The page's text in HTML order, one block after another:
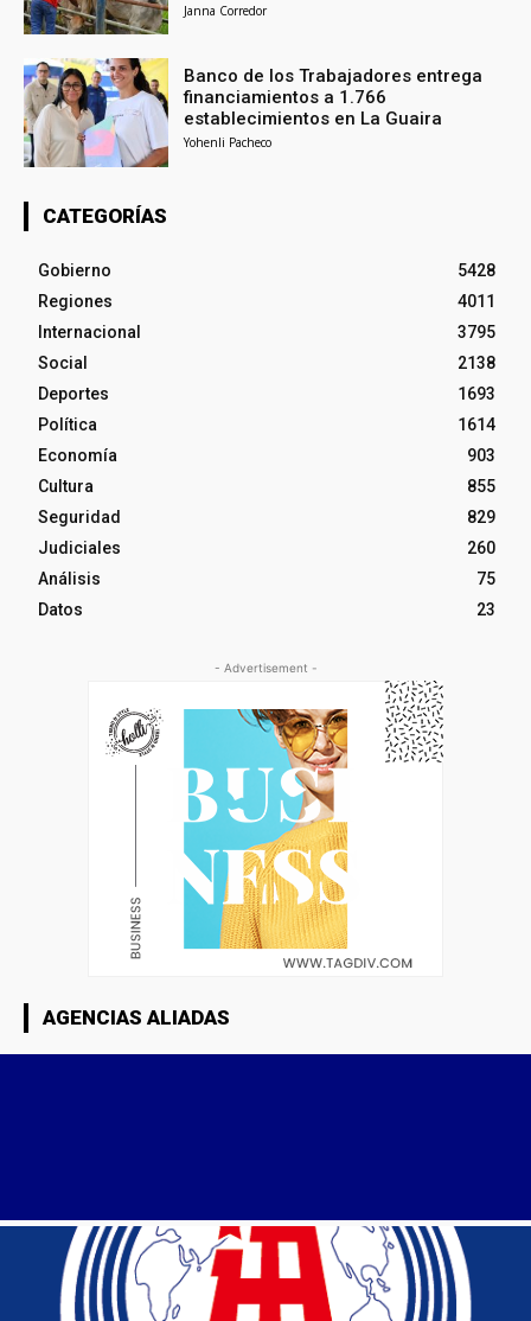
Janna Corredor
Banco de los Trabajadores entrega
financiamientos a 1.766
establecimientos en La Guaira
Yohenli Pacheco
CATEGORÍAS
Gobierno
5428
Regiones
4011
Internacional
3795
Social
2138
Deportes
1693
Política
1614
Economía
903
Cultura
855
Seguridad
829
Judiciales
260
Análisis
75
Datos
23
- Advertisement -
AGENCIAS ALIADAS